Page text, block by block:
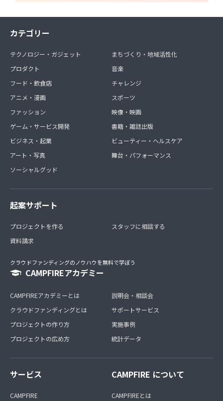
カテゴリー
テクノロジー・ガジェット
プロダクト
フード・飲食店
アニメ・漫画
ファッション
ゲーム・サービス開発
ビジネス・起業
アート・写真
ソーシャルグッド
まちづくり・地域活性化
音楽
チャレンジ
スポーツ
映像・映画
書籍・雑誌出版
ビューティー・ヘルスケア
舞台・パフォーマンス
起案サポート
プロジェクトを作る
資料請求
スタッフに相談する
クラウドファンディングのノウハウを無料で学ぼう
CAMPFIREアカデミー
CAMPFIREアカデミーとは
クラウドファンディングとは
プロジェクトの作り方
プロジェクトの広め方
説明会・相談会
サポートサービス
実施事例
統計データ
サービス
CAMPFIRE
CAMPFIRE について
CAMPFIREとは